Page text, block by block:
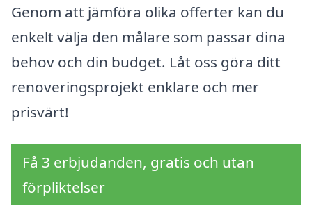
Genom att jämföra olika offerter kan du
enkelt välja den målare som passar dina
behov och din budget. Låt oss göra ditt
renoveringsprojekt enklare och mer
prisvärt!
Få 3 erbjudanden, gratis och utan
förpliktelser